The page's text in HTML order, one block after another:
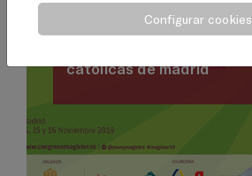
24.11.2019
católicas de madrid
Configurar cookies